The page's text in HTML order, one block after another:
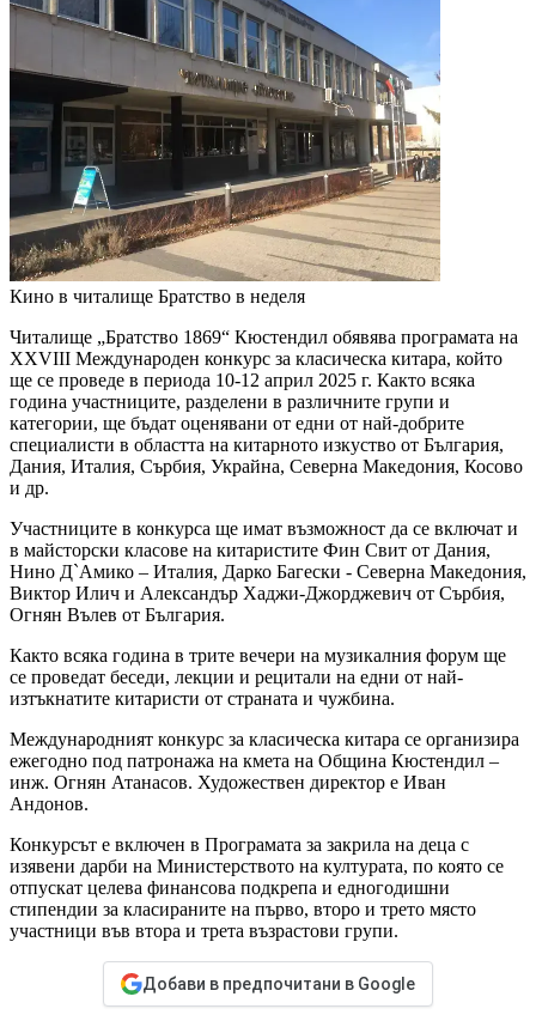
Кино в читалище Братство в неделя
Читалище „Братство 1869“ Кюстендил обявява програмата на
XXVIII Международен конкурс за класическа китара, който
ще се проведе в периода 10-12 април 2025 г. Както всяка
година участниците, разделени в различните групи и
категории, ще бъдат оценявани от едни от най-добрите
специалисти в областта на китарното изкуство от България,
Дания, Италия, Сърбия, Украйна, Северна Македония, Косово
и др.
Участниците в конкурса ще имат възможност да се включат и
в майсторски класове на китаристите Фин Свит от Дания,
Нино Д`Амико – Италия, Дарко Багески - Северна Македония,
Виктор Илич и Александър Хаджи-Джорджевич от Сърбия,
Огнян Вълев от България.
Както всяка година в трите вечери на музикалния форум ще
се проведат беседи, лекции и рецитали на едни от най-
изтъкнатите китаристи от страната и чужбина.
Международният конкурс за класическа китара се организира
ежегодно под патронажа на кмета на Община Кюстендил –
инж. Огнян Атанасов. Художествен директор е Иван
Андонов.
Конкурсът е включен в Програмата за закрила на деца с
изявени дарби на Министерството на културата, по която се
отпускат целева финансова подкрепа и едногодишни
стипендии за класираните на първо, второ и трето място
участници във втора и трета възрастови групи.
Добави в предпочитани в Google